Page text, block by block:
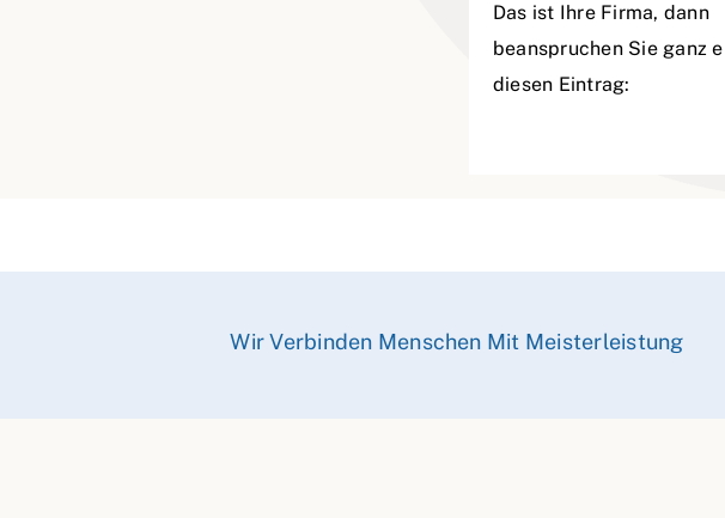
Das ist Ihre Firma, dann
beanspruchen Sie ganz
diesen Eintrag:
Wir Verbinden Menschen Mit Meisterleistung